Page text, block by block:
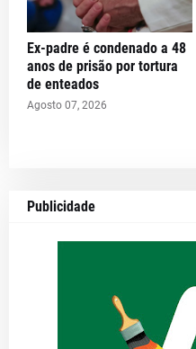
Ex-padre é condenado a 48
anos de prisão por tortura
de enteados
Agosto 07, 2026
Publicidade